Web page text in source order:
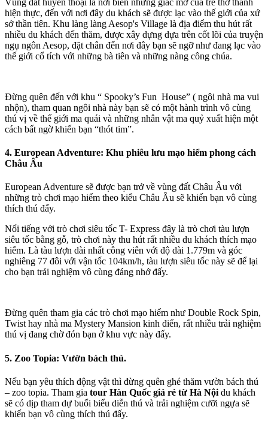
hiện thực, đến với nơi đây du khách sẽ được lạc vào thế giới của xứ
sở thần tiên. Khu làng làng Aesop's Village là địa điểm thu hút rất
nhiều du khách đến thăm, được xây dựng dựa trên cốt lõi của truyện
ngụ ngôn Aesop, đặt chân đến nơi đây bạn sẽ ngỡ như đang lạc vào
thế giới cổ tích với những bà tiên và những nàng công chúa.
Đừng quên đến với khu “ Spooky’s Fun House” ( ngôi nhà ma vui
nhộn), tham quan ngôi nhà này bạn sẽ có một hành trình vô cùng
thú vị về thế giới ma quái và những nhân vật ma quỷ xuất hiện một
cách bất ngờ khiến bạn “thót tim”.
4. European Adventure: Khu phiêu lưu mạo hiểm phong cách
Châu Âu
European Adventure sẽ được bạn trở về vùng đất Châu Âu với
những trò chơi mạo hiểm theo kiểu Châu Âu sẽ khiến bạn vô cùng
thích thú đấy.
Nổi tiếng với trò chơi siêu tốc T- Express đây là trò chơi tàu lượn
siêu tốc bằng gỗ, trò chơi này thu hút rất nhiều du khách thích mạo
hiểm. Là tàu lượn dài nhất công viên với độ dài 1.779m và góc
nghiêng 77 đôi với vận tốc 104km/h, tàu lượn siêu tốc này sẽ để lại
cho bạn trải nghiệm vô cùng đáng nhớ đấy.
Đừng quên tham gia các trò chơi mạo hiểm như Double Rock Spin,
Twist hay nhà ma Mystery Mansion kinh điển, rất nhiều trải nghiệm
thú vị đang chờ đón bạn ở khu vực này đấy.
5. Zoo Topia: Vườn bách thú.
Nếu bạn yêu thích động vật thì đừng quên ghé thăm vườn bách thú
– zoo topia. Tham gia tour Hàn Quốc giá rẻ từ Hà Nội du khách
sẽ có dịp tham dự buổi biểu diễn thú và trải nghiệm cưỡi ngựa sẽ
khiến bạn vô cùng thích thú đấy.